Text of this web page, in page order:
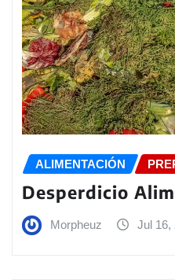
ALIMENTACIÓN
Desperdicio
Morpheuz Jul 16,